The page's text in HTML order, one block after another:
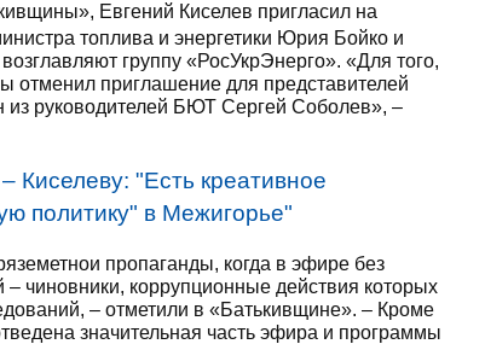
Евгений Киселев пригласил на
топлива и энергетики Юрия Бойко и
группу «РосУкрЭнерго». «Для того,
отменил приглашение для представителей
из руководителей БЮТ Сергей Соболев», –
Киселеву: "Есть креативное
политику" в Межигорье"
пропаганды, когда в эфире без
чиновники, коррупционные действия которых
– отметили в «Батькивщине». – Кроме
значительная часть эфира и программы